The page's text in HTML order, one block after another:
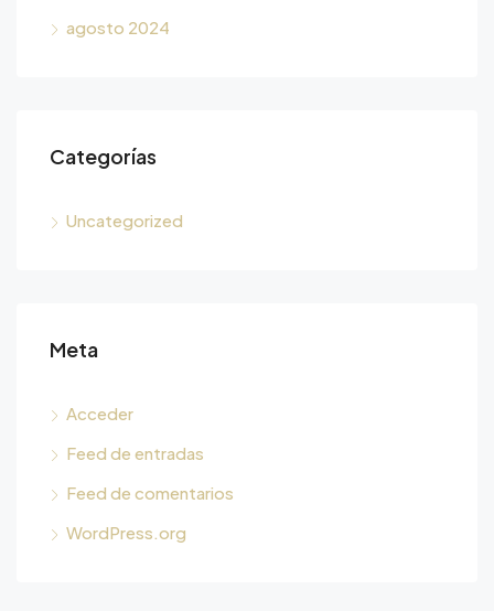
agosto 2024
Categorías
Uncategorized
Meta
Acceder
Feed de entradas
Feed de comentarios
WordPress.org